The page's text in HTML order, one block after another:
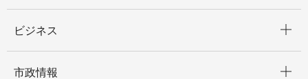
ビジネス
市政情報